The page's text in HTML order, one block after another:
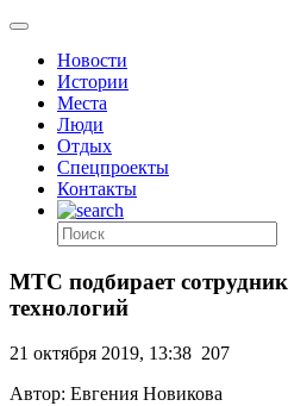
Новости
Истории
Места
Люди
Отдых
Спецпроекты
Контакты
МТС подбирает
технологий
21 октября 2019, 13:38 207
Автор: Евгения Новикова